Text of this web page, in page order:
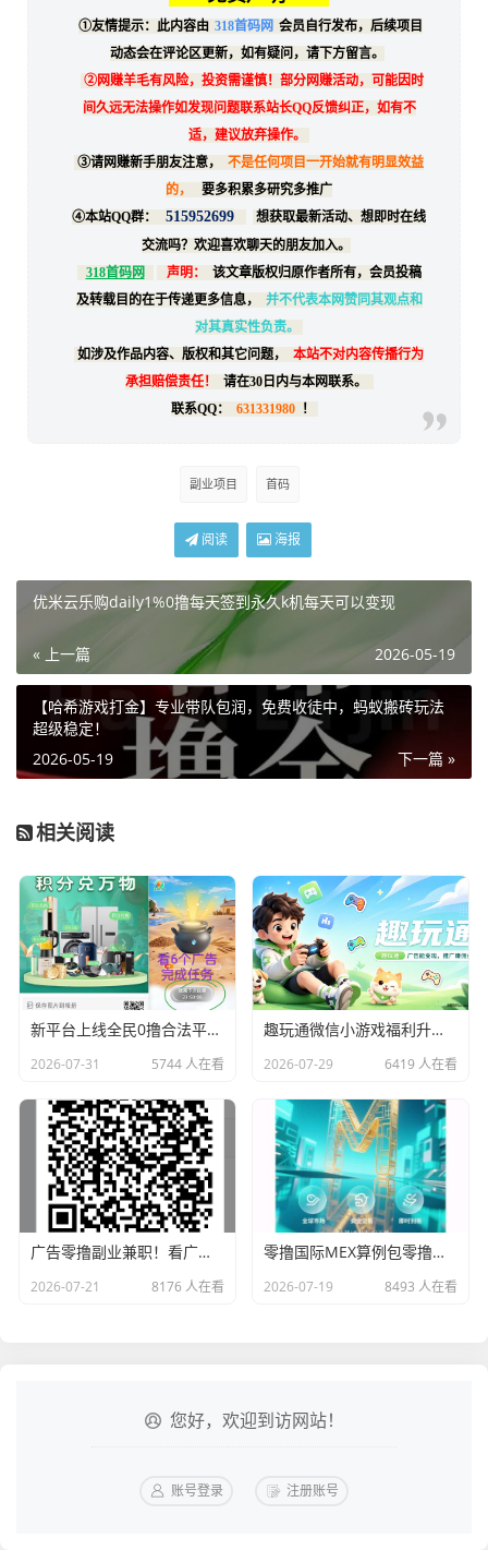
①友情提示：此内容由 318首码网 会员自行发布，后续项目
动态会在评论区更新，如有疑问，请下方留言。
②网赚羊毛有风险，投资需谨慎！部分网赚活动，可能因时
间久远无法操作如发现问题联系站长QQ反馈纠正，如有不
适，建议放弃操作。
③请网赚新手朋友注意，
不是任何项目一开始就有明显效益
的，
要多积累多研究多推广
④本站QQ群：
515952699
想获取最新活动、想即时在线
交流吗？欢迎喜欢聊天的朋友加入。
318首码网
声明：
该文章版权归原作者所有，会员投稿
及转载目的在于传递更多信息，
并不代表本网赞同其观点和
对其真实性负责。
如涉及作品内容、版权和其它问题，
本站不对内容传播行为
承担赔偿责任！
请在30日内与本网联系。
联系QQ：
631331980 ！
副业项目 首码
阅读 海报
优米云乐购daily1%0撸每天签到永久k机每天可以变现
« 上一篇 2026-05-19
【哈希游戏打金】专业带队包润，免费收徒中，蚂蚁搬砖玩法
超级稳定！
下一篇 »
2026-05-19
相关阅读
新平台上线全民0撸合法平台6个广告滑落模式
2026-07-31 5744 人在看
趣玩通微信小游戏福利升级！新人红包+每日红包人人有份，零门槛上手
2026-07-29 6419 人在看
广告零撸副业兼职！看广告赚钱真实体验，免费分享
2026-07-21 8176 人在看
零撸国际MEX算例包零撸卷轴无广告一/键领取
2026-07-19 8493 人在看
您好，欢迎到访网站！
账号登录 注册账号